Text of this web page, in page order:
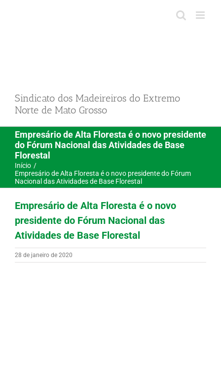
Sindicato dos Madeireiros do Extremo
Norte de Mato Grosso
Empresário de Alta Floresta é o novo presidente
do Fórum Nacional das Atividades de Base
Florestal
Início
Empresário de Alta Floresta é o novo presidente do Fórum
Nacional das Atividades de Base Florestal
Empresário de Alta Floresta é o novo
presidente do Fórum Nacional das
Atividades de Base Florestal
28 de janeiro de 2020